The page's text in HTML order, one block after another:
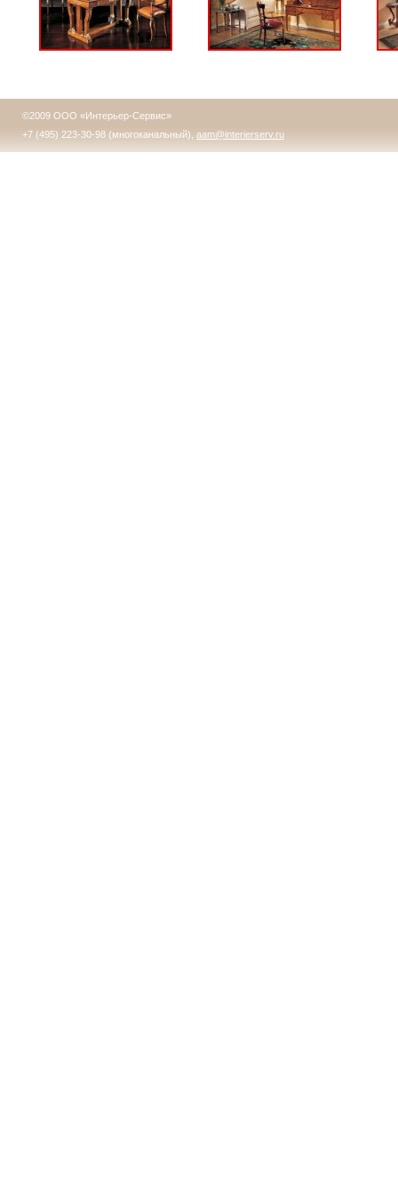
©2009 ООО «Интерьер-Сервис»
+7 (495) 223-30-98 (многоканальный), aam@interierserv.ru